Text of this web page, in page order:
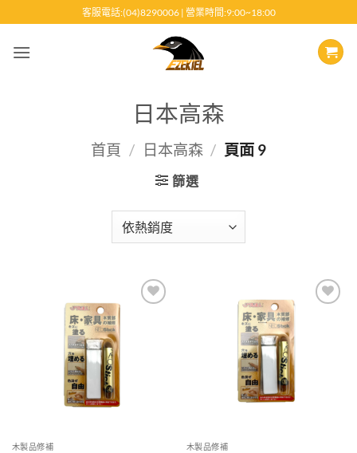
至
客服電話:(04)8290006 | 營業時間:9:00~18:00
日本高森
首頁 / 日本高森 / 頁面 9
篩選
木製品修補 木製品修補